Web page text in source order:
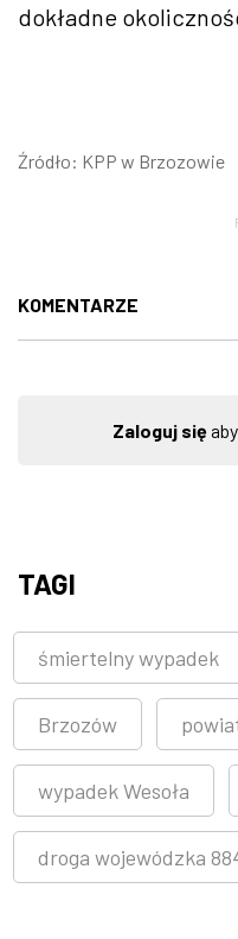
dokładne
Źródło: KPP w Brzozowie
KOMENTARZE
Zaloguj się
TAGI
śmiertelny wypadek
Brzozów
wypadek Wesoła
droga wojewódzka